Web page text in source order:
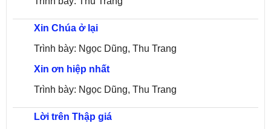
Xin Chúa ở lại
Trình bày: Ngọc Dũng, Thu Trang
Xin ơn hiệp nhất
Trình bày: Ngọc Dũng, Thu Trang
Lời trên Thập giá